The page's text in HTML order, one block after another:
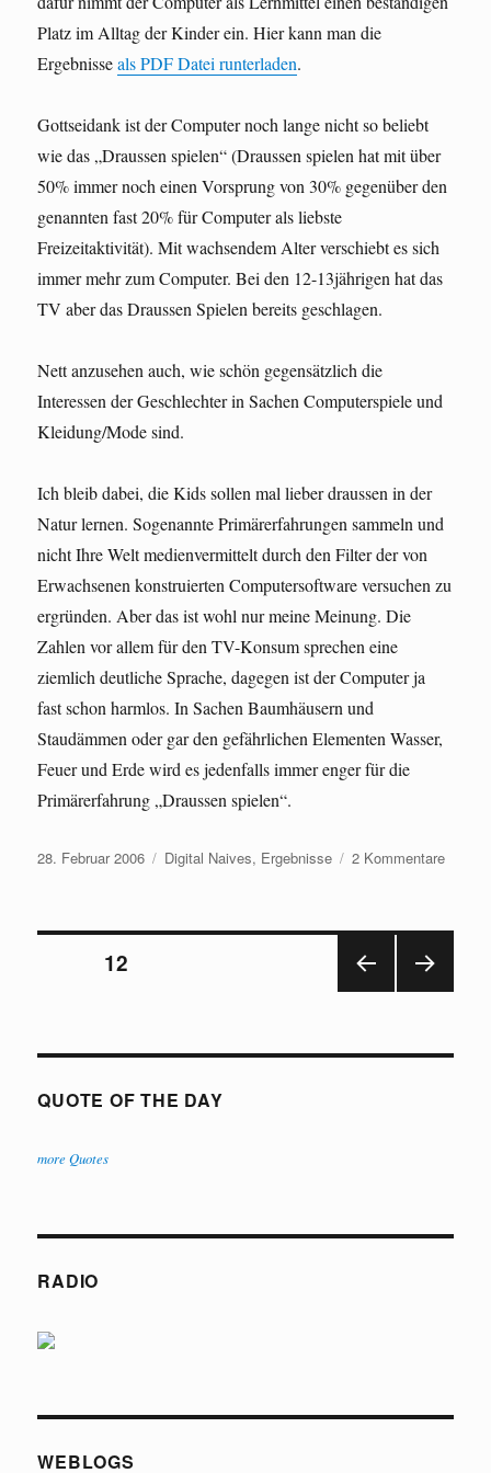
Platz im Alltag der Kinder ein. Hier kann man die
Ergebnisseals PDF Datei runterladen.
Gottseidank ist der Computer noch lange nicht so beliebt
wie das „Draussen spielen“ (Draussen spielen hat mit über
50% immer noch einen Vorsprung von 30% gegenüber den
genannten fast 20% für Computer als liebste
Freizeitaktivität). Mit wachsendem Alter verschiebt es sich
immer mehr zum Computer. Bei den 12-13jährigen hat das
TV aber das Draussen Spielen bereits geschlagen.
Nett anzusehen auch, wie schön gegensätzlich die
Interessen der Geschlechter in Sachen Computerspiele und
Kleidung/Mode sind.
Ich bleib dabei, die Kids sollen mal lieber draussen in der
Natur lernen. Sogenannte Primärerfahrungen sammeln und
nicht Ihre Welt medienvermittelt durch den Filter der von
Erwachsenen konstruierten Computersoftware versuchen zu
ergründen. Aber das ist wohl nur meine Meinung. Die
Zahlen vor allem für den TV-Konsum sprechen eine
ziemlich deutliche Sprache, dagegen ist der Computer ja
fast schon harmlos. In Sachen Baumhäusern und
Staudämmen oder gar den gefährlichen Elementen Wasser,
Feuer und Erde wird es jedenfalls immer enger für die
Primärerfahrung „Draussen spielen“.
Veröffentlicht
28. Februar 2006 Kategorien
Digital Naives, Ergebnisse 2 Kommentarezu
KIM-
Seitennummerierung
Beiträge
SEIT
12
E
QUOTE OF THE DAY
more Quotes
RADIO
WEBLOGS